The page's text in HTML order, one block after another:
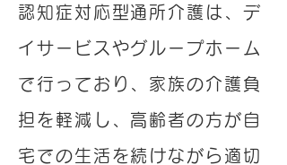
認知症対応型通所介護は、デ
イサービスやグループホーム
で行っており、家族の介護負
担を軽減し、高齢者の方が自
宅での生活を続けながら適切